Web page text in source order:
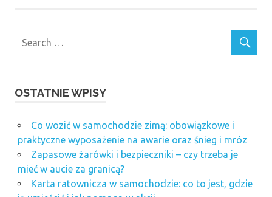
OSTATNIE WPISY
Co wozić w samochodzie zimą: obowiązkowe i
praktyczne wyposażenie na awarie oraz śnieg i mróz
Zapasowe żarówki i bezpieczniki – czy trzeba je
mieć w aucie za granicą?
Karta ratownicza w samochodzie: co to jest, gdzie